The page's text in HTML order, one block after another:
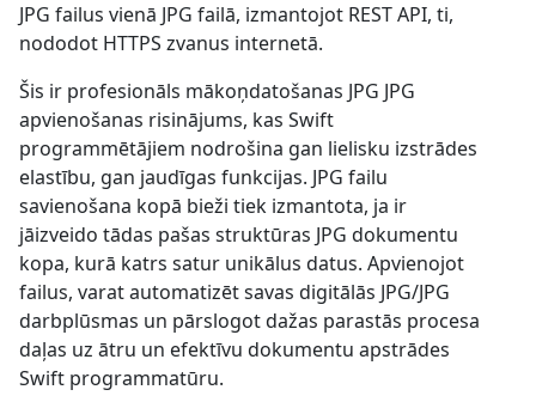
JPG failus vienā JPG failā, izmantojot REST API, ti,
nododot HTTPS zvanus internetā.
Šis ir profesionāls mākoņdatošanas JPG JPG
apvienošanas risinājums, kas Swift
programmētājiem nodrošina gan lielisku izstrādes
elastību, gan jaudīgas funkcijas. JPG failu
savienošana kopā bieži tiek izmantota, ja ir
jāizveido tādas pašas struktūras JPG dokumentu
kopa, kurā katrs satur unikālus datus. Apvienojot
failus, varat automatizēt savas digitālās JPG/JPG
darbplūsmas un pārslogot dažas parastās procesa
daļas uz ātru un efektīvu dokumentu apstrādes
Swift programmatūru.